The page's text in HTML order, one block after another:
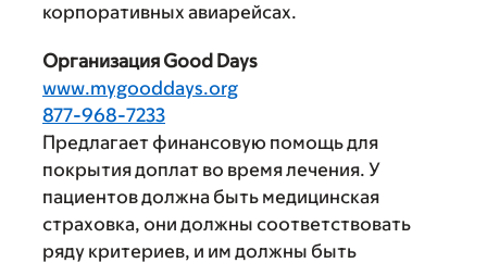
корпоративных авиарейсах.
Организация Good Days
www.mygooddays.org
877-968-7233
Предлагает финансовую помощь для
покрытия доплат во время лечения. У
пациентов должна быть медицинская
страховка, они должны соответствовать
ряду критериев, и им должны быть